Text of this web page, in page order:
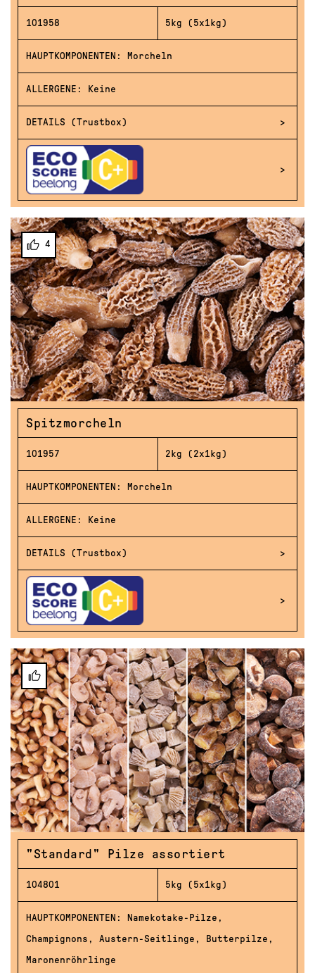
101958 5kg (5x1kg)
HAUPTKOMPONENTEN: Morcheln
ALLERGENE: Keine
DETAILS (Trustbox)
4
Spitzmorcheln
101957 2kg (2x1kg)
HAUPTKOMPONENTEN: Morcheln
ALLERGENE: Keine
DETAILS (Trustbox)
"Standard" Pilze assortiert
104801 5kg (5x1kg)
HAUPTKOMPONENTEN: Namekotake-Pilze,
Champignons, Austern-Seitlinge, Butterpilze,
Maronenröhrlinge